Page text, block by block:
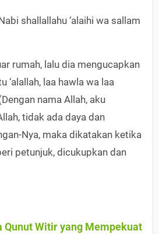
shallallahu ‘alaihi wa sallam
rumah, lalu dia mengucapkan
‘alallah, laa hawla wa laa
nama Allah, aku
tidak ada daya dan
Nya, maka dikatakan ketika
petunjuk, dicukupkan dan
Qunut Witir yang Mempekuat